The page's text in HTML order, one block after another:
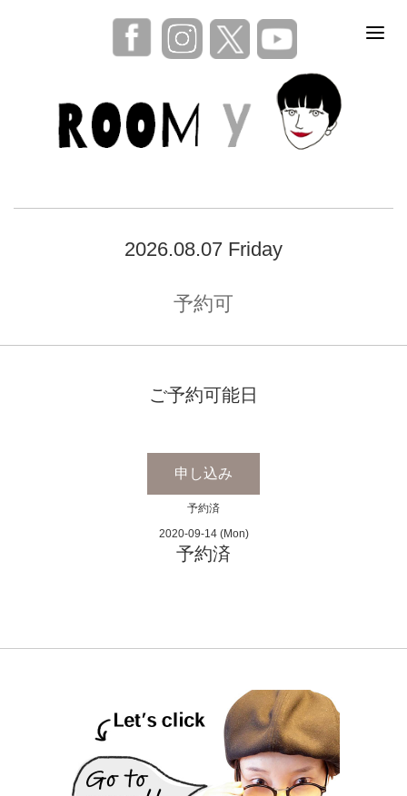
2026.08.07 Friday
予約可
ご予約可能日
申し込み
予約済
2020-09-14 (Mon)
予約済